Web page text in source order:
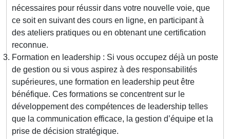
nécessaires pour réussir dans votre nouvelle voie, que
ce soit en suivant des cours en ligne, en participant à
des ateliers pratiques ou en obtenant une certification
reconnue.
Formation en leadership : Si vous occupez déjà un poste
de gestion ou si vous aspirez à des responsabilités
supérieures, une formation en leadership peut être
bénéfique. Ces formations se concentrent sur le
développement des compétences de leadership telles
que la communication efficace, la gestion d’équipe et la
prise de décision stratégique.